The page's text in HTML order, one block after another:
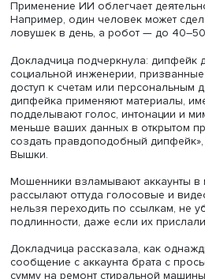
Также о взрывном, в 5–9 раз,
мошенничества с
Booking. Особенно заметен
когда пользователям приходят
адаптированными под их
ссылки на госорганы и тексты
настоящие, в них стало
и орфографических ошибок.
защиты от аферистов, но
запозданием и не всегда
пользователей, применяющих
Иногда мошенники имитируют
сообщения с их голосом.
Применение ИИ облегчает
ловушек в день, а робот — до